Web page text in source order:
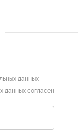
данных
данных согласен